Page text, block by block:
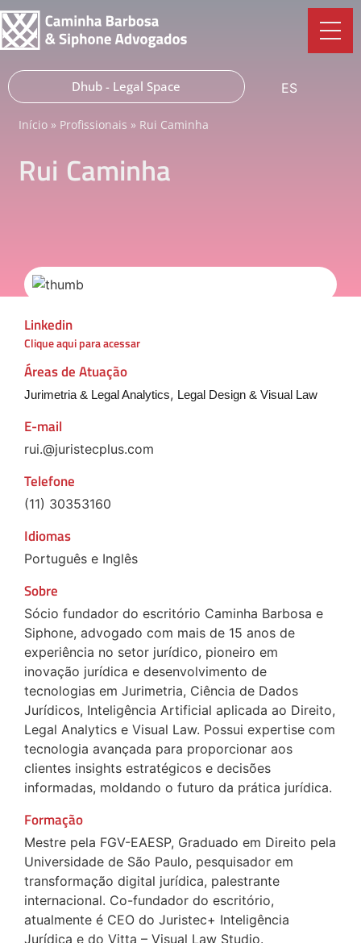
Dhub - Legal Space ES
Início » Profissionais » Rui Caminha
Rui Caminha
Linkedin
Clique aqui para acessar
Áreas de Atuação
Jurimetria & Legal Analytics, Legal Design & Visual Law
E-mail
rui.@juristecplus.com
Telefone
(11) 30353160
Idiomas
Português e Inglês
Sobre
Sócio fundador do escritório Caminha Barbosa e
Siphone, advogado com mais de 15 anos de
experiência no setor jurídico, pioneiro em
inovação jurídica e desenvolvimento de
tecnologias em Jurimetria, Ciência de Dados
Jurídicos, Inteligência Artificial aplicada ao Direito,
Legal Analytics e Visual Law. Possui expertise com
tecnologia avançada para proporcionar aos
clientes insights estratégicos e decisões
informadas, moldando o futuro da prática jurídica.
Formação
Mestre pela FGV-EAESP, Graduado em Direito pela
Universidade de São Paulo, pesquisador em
transformação digital jurídica, palestrante
internacional. Co-fundador do escritório,
atualmente é CEO do Juristec+ Inteligência
Jurídica e do Vitta – Visual Law Studio.